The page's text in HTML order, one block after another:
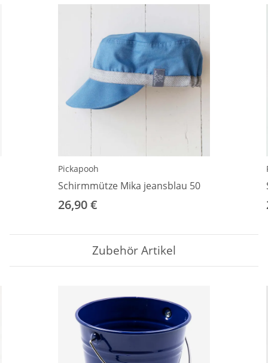
Pickapooh
Schirmmütze Mika jeansblau 50
26,90 €
Zubehör Artikel